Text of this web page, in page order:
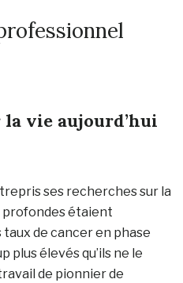
vie aujourd’hui
ses recherches sur la
profondes étaient
de cancer en phase
élevés qu’ils ne le
de pionnier de